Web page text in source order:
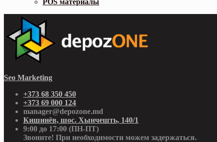
POS материалы
Seo Marketing
+373 68 350 450
+373 69 000 124
manager@depozone.md
Кишинёв, шос. Хынчешть, 140/1
9:00 до 17:00 (ПН-ПТ)
Звоните! При необходимости можем задержаться.